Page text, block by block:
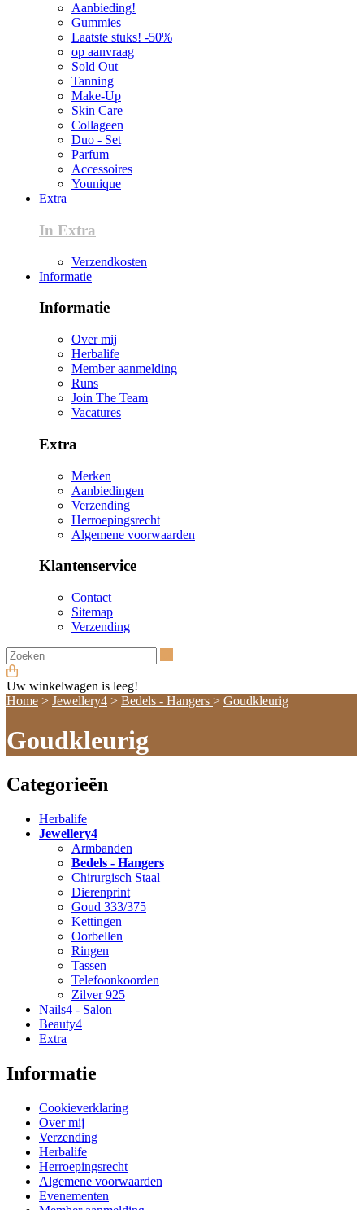
Aanbieding!
Gummies
Laatste stuks! -50%
op aanvraag
Sold Out
Tanning
Make-Up
Skin Care
Collageen
Duo - Set
Parfum
Accessoires
Younique
Extra
In Extra
Verzendkosten
Informatie
Informatie
Over mij
Herbalife
Member aanmelding
Runs
Join The Team
Vacatures
Extra
Merken
Aanbiedingen
Verzending
Herroepingsrecht
Algemene voorwaarden
Klantenservice
Contact
Sitemap
Verzending
Uw winkelwagen is leeg!
Home > Jewellery4 > Bedels - Hangers > Goudkleurig
Goudkleurig
Categorieën
Herbalife
Jewellery4
Armbanden
Bedels - Hangers
Chirurgisch Staal
Dierenprint
Goud 333/375
Kettingen
Oorbellen
Ringen
Tassen
Telefoonkoorden
Zilver 925
Nails4 - Salon
Beauty4
Extra
Informatie
Cookieverklaring
Over mij
Verzending
Herbalife
Herroepingsrecht
Algemene voorwaarden
Evenementen